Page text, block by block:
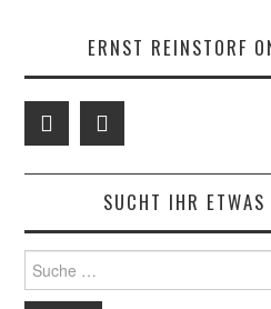
ERNST REINSTORF
SUCHT IHR
Suche
nach: